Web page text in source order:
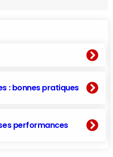
: bonnes pratiques
performances